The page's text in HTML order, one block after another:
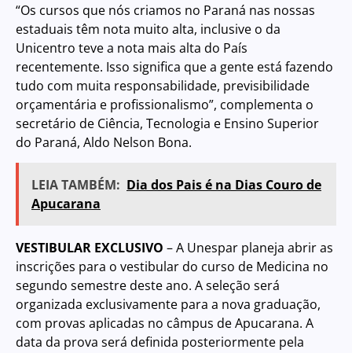
“Os cursos que nós criamos no Paraná nas nossas
estaduais têm nota muito alta, inclusive o da
Unicentro teve a nota mais alta do País
recentemente. Isso significa que a gente está fazendo
tudo com muita responsabilidade, previsibilidade
orçamentária e profissionalismo”, complementa o
secretário de Ciência, Tecnologia e Ensino Superior
do Paraná, Aldo Nelson Bona.
LEIA TAMBÉM: Dia dos Pais é na Dias Couro de
Apucarana
VESTIBULAR EXCLUSIVO – A Unespar planeja abrir as
inscrições para o vestibular do curso de Medicina no
segundo semestre deste ano. A seleção será
organizada exclusivamente para a nova graduação,
com provas aplicadas no câmpus de Apucarana. A
data da prova será definida posteriormente pela